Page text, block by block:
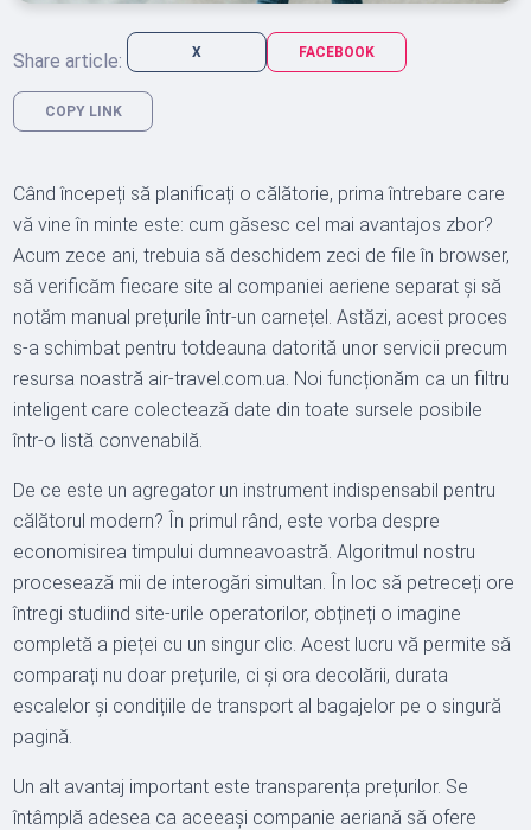
Share article: X FACEBOOK
COPY LINK
Când începeți să planificați o călătorie, prima întrebare care
vă vine în minte este: cum găsesc cel mai avantajos zbor?
Acum zece ani, trebuia să deschidem zeci de file în browser,
să verificăm fiecare site al companiei aeriene separat și să
notăm manual prețurile într-un carnețel. Astăzi, acest proces
s-a schimbat pentru totdeauna datorită unor servicii precum
resursa noastră air-travel.com.ua. Noi funcționăm ca un filtru
inteligent care colectează date din toate sursele posibile
într-o listă convenabilă.
De ce este un agregator un instrument indispensabil pentru
călătorul modern? În primul rând, este vorba despre
economisirea timpului dumneavoastră. Algoritmul nostru
procesează mii de interogări simultan. În loc să petreceți ore
întregi studiind site-urile operatorilor, obțineți o imagine
completă a pieței cu un singur clic. Acest lucru vă permite să
comparați nu doar prețurile, ci și ora decolării, durata
escalelor și condițiile de transport al bagajelor pe o singură
pagină.
Un alt avantaj important este transparența prețurilor. Se
întâmplă adesea ca aceeași companie aeriană să ofere